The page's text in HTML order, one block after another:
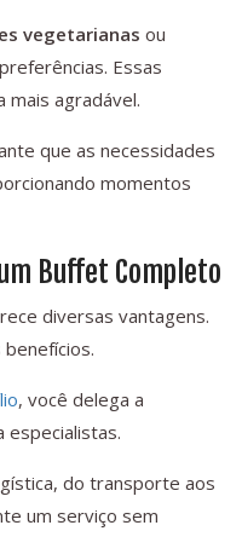
vegetarianas ou
Essas
mais agradável.
que as necessidades
momentos
Buffet Completo
diversas vantagens.
, você delega a
especialistas.
do transporte aos
um serviço sem